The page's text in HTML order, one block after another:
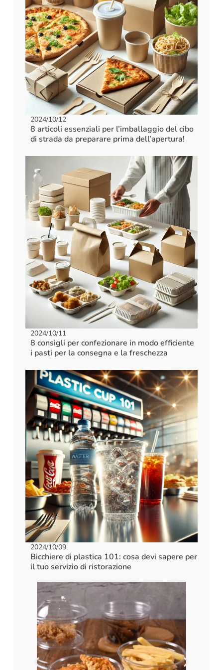
2024/10/12
8 articoli essenziali per l’imballaggio del cibo
di strada da preparare prima dell’apertura!
2024/10/11
8 consigli per confezionare in modo efficiente
i pasti per la consegna e la freschezza
2024/10/09
Bicchiere di plastica 101: cosa devi sapere per
il tuo servizio di ristorazione